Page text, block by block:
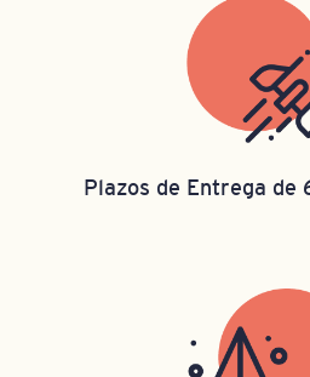
Plazos de Entrega de